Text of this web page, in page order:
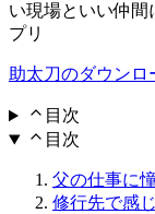
い現場といい仲間
プリ
助太刀のダウンロ
目次
目次
父の仕事に
修行先で感